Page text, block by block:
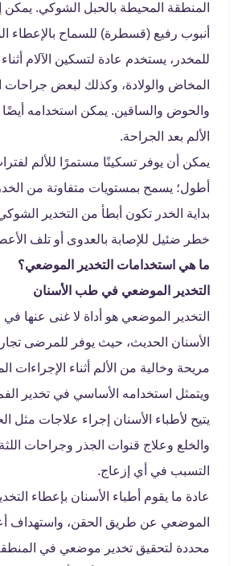
المنطقة المحيطة بالحبل الشوكي. يمكن
أنبوب رفيع (قسطرة) للسماح بالإعطاء
للمخدر، يستخدم عادة لتسكين الآلام أثناء
المخاض والولادة، وكذلك لبعض جراحات
والحوض والساقين. يمكن استخدامه أيضًا
الألم بعد الجراحة.
يمكن أن يوفر تسكينًا مستمرًا للألم
أطول؛ يسمح بمستويات متفاوتة من
بداية الخدر تكون أبطأ من التخدير
خطر ضئيل للإصابة بالعدوى أو تلف
ما هي استخدامات التخدير الموضعي؟
التخدير الموضعي في طب الأسنان
التخدير الموضعي هو أداة لا غنى عنها
الأسنان الحديث، حيث يوفر للمرضى
مريحة وخالية من الألم أثناء الإجراءات
ويتمثل استخدامه الأساسي في تخدير
يتيح لأطباء الأسنان إجراء علاجات مثل
والخلع وعلاج قنوات الجذر وجراحات
التسبب في أي إزعاج.
عادة ما يقوم أطباء الأسنان بإعطاء
الموضعي عن طريق الحقن، واستهداف
محددة لتحقيق تخدير موضعي في